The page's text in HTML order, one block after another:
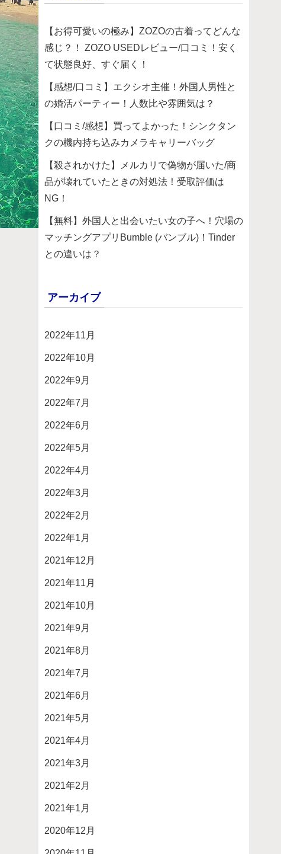
【お得可愛いの極み】ZOZOの古着ってどんな
感じ？！ ZOZO USEDレビュー/口コミ！安く
て状態良好、すぐ届く！
【感想/口コミ】エクシオ主催！外国人男性と
の婚活パーティー！人数比や雰囲気は？
【口コミ/感想】買ってよかった！シンクタン
クの機内持ち込みカメラキャリーバッグ
【殺されかけた】メルカリで偽物が届いた/商
品が壊れていたときの対処法！受取評価は
NG！
【無料】外国人と出会いたい女の子へ！穴場の
マッチングアプリBumble (バンブル)！Tinder
との違いは？
アーカイブ
2022年11月
2022年10月
2022年9月
2022年7月
2022年6月
2022年5月
2022年4月
2022年3月
2022年2月
2022年1月
2021年12月
2021年11月
2021年10月
2021年9月
2021年8月
2021年7月
2021年6月
2021年5月
2021年4月
2021年3月
2021年2月
2021年1月
2020年12月